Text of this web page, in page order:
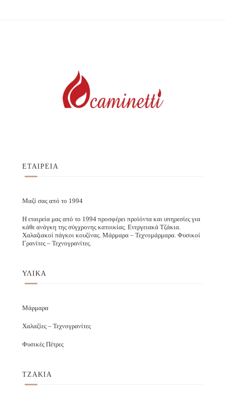
ΕΤΑΙΡΕΙΑ
Μαζί σας από το 1994
Η εταιρεία μας από το 1994 προσφέρει προϊόντα και υπηρεσίες για
κάθε ανάγκη της σύγχρονης κατοικίας. Ενεργειακά Τζάκια.
Χαλαζιακοί πάγκοι κουζίνας. Μάρμαρα – Τεχνομάρμαρα. Φυσικοί
Γρανίτες – Τεχνογρανίτες.
ΥΛΙΚΑ
Μάρμαρα
Χαλαζίες – Τεχνογρανίτες
Φυσικές Πέτρες
ΤΖΑΚΙΑ